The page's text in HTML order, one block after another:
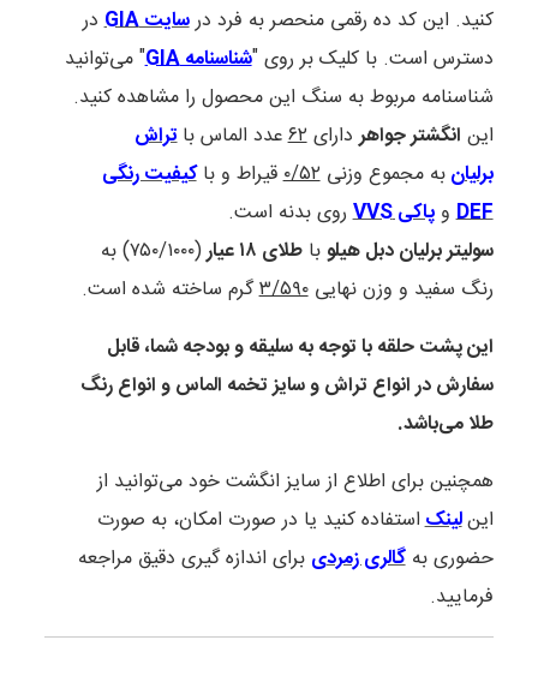
کنید. این کد ده رقمی منحصر به فرد درسایت GIA
در
دسترس است. با کلیک بر روی "شناسنامه GIA
" می‌توانید
شناسنامه مربوط به سنگ این محصول را مشاهده کنید.
این انگشتر جواهردارای۶۲عدد الماس با تراش
برلیان به مجموع وزنی۰/۵۲قیراط و باکیفیت رنگی
DEFوپاکی VVS
روی بدنه است.
سولیتر برلیان دبل هیلوباطلای ۱۸ عیار
(۷۵۰/۱۰۰۰) به
رنگ سفید و وزن نهایی۳/۵۹۰گرم ساخته شده است.
این پشت حلقه با توجه به سلیقه و بودجه شما، قابل
سفارش در انواع تراش و سایز تخمه الماس و انواع رنگ
طلا می‌باشد.
همچنین برای اطلاع از سایز انگشت خود می‌توانید از
اینلینکاستفاده کنید یا در صورت امکان، به صورت
حضوری بهگالری زمردی برای اندازه گیری دقیق مراجعه
فرمایید.